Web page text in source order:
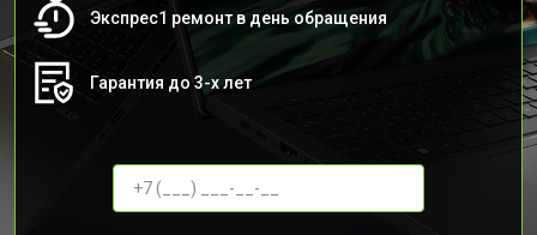
Экспрес1 ремонт в день обращения
Гарантия до 3-х лет